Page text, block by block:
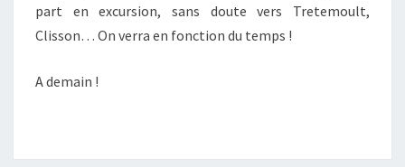
part en excursion, sans doute vers Tretemoult,
Clisson… On verra en fonction du temps !
A demain !